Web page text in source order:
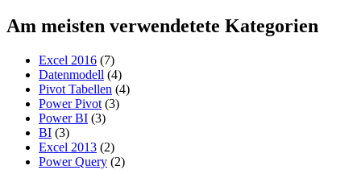
Am meisten verwendetete Kategorien
Excel 2016 (7)
Datenmodell (4)
Pivot Tabellen (4)
Power Pivot (3)
Power BI (3)
BI (3)
Excel 2013 (2)
Power Query (2)